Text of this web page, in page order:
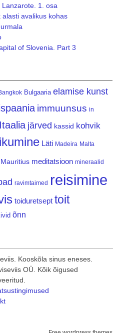
1. osa
avalikus kohas
of Slovenia. Part 3
Bulgaaria elamise kunst
immuunsus in
Itaalia järved kassid kohvik
Läti Madeira Malta
Mauritius meditatsioon mineraalid
ravimtaimed reisimine
toiduretsept toit
õnn
Kooskõla sinus eneses.
OÜ. Kõik õigused